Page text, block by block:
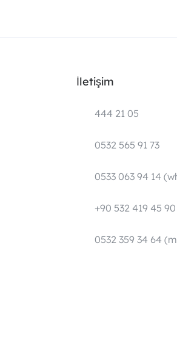
İletişim
444 21 05
0532 565 91 73
0533 063 94 14
+90 532 419 45 90
0532 359 34 64